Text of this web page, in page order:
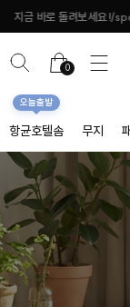
매일매일 터지는 룰렛이
0
항균호텔솜
오늘출발
무지